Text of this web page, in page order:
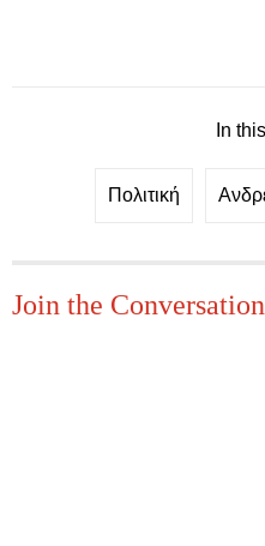
In
Πολιτική
Join the Conversation